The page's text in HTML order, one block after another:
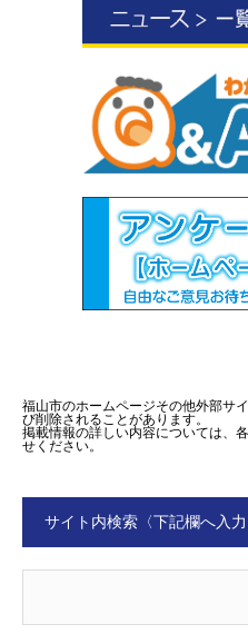
福山市のホームページその他外部サ
び削除されることがあります。
掲載情報の詳しい内容については、
せください。
サイト内検索〈下記欄へ入力